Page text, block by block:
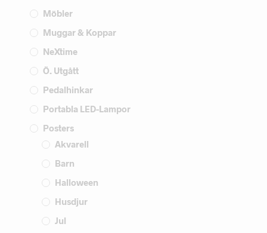
Möbler
Muggar & Koppar
NeXtime
Ö. Utgått
Pedalhinkar
Portabla LED-Lampor
Posters
Akvarell
Barn
Halloween
Husdjur
Jul